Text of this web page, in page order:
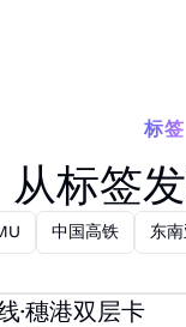
标签
从标签
中国高铁 东
·穗港双层卡